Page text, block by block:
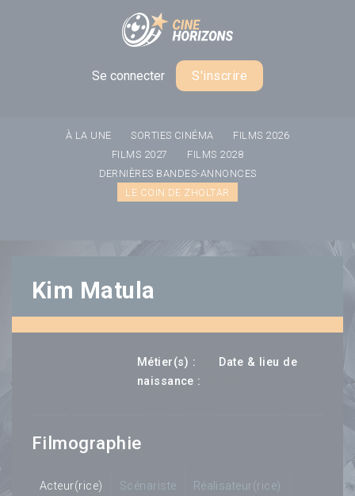
Se connecter S'inscrire
À LA UNE SORTIES CINÉMA
FILMS 2026
FILMS 2027
FILMS 2028
DERNIÈRES BANDES-ANNONCES
LE COIN DE ZHOLTAR
Kim Matula
Métier(s) :
Date & lieu de
naissance :
Filmographie
Acteur(rice) Scénariste Réalisateur(rice)
Panneau de gestion des cookies